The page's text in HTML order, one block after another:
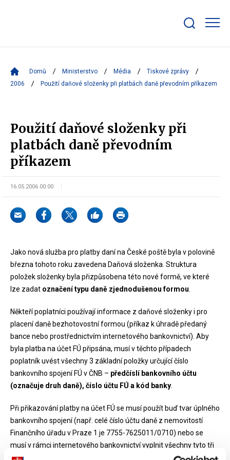
bar
Domů Ministerstvo Média
Tiskové zprávy
2006
Použití daňové složenky při platbách daně převodním příkazem
Použití daňové složenky při
platbách daně převodním
příkazem
16.05.2006 00:00
Jako nová služba pro platby daní na České poště byla v polovině
března tohoto roku zavedena Daňová složenka. Struktura
položek složenky byla přizpůsobena této nové formě, ve které
lze zadat označení typu daně zjednodušenou formou
Někteří poplatníci používají informace z daňové složenky i pro
placení daně bezhotovostní formou (příkaz k úhradě předaný
bance nebo prostřednictvím internetového bankovnictví). Aby
byla platba na účet FÚ připsána, musí v těchto případech
poplatník uvést všechny 3 základní položky určující číslo
bankovního spojení FÚ v ČNB – předčíslí bankovního účtu
(označuje druh daně), číslo účtu FÚ a kód banky
Při přikazování platby na účet FÚ se musí použít buď tvar úplného
bankovního spojení (např. celé číslo účtu daně z nemovitostí
Finančního úřadu v Praze 1 je 7755-7625011/0710) nebo se
musí v rámci internetového bankovnictví vyplnit všechny tyto tři
položky odděleně.